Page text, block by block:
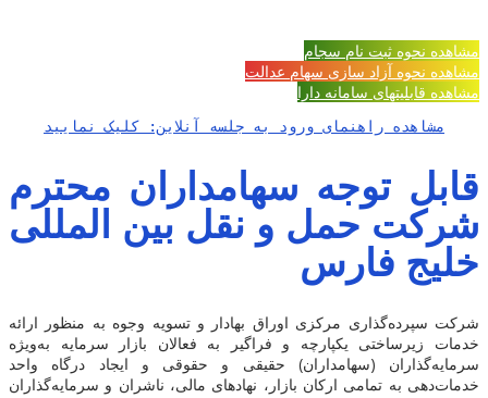
مشاهده نحوه ثبت نام سجام
مشاهده نحوه آزاد سازی سهام عدالت
مشاهده قابلیتهای سامانه دارا
مشاهده راهنمای ورود به جلسه آنلاین: کلیک نمایید
قابل توجه سهامداران محترم
شرکت حمل و نقل بین المللی
خلیج فارس
شرکت سپرده‌گذاری مرکزی اوراق بهادار و تسویه وجوه به منظور ارائه
خدمات زیرساختی یکپارچه و فراگیر به فعالان بازار سرمایه به‌ویژه
سرمایه‌گذاران (سهامداران) حقیقی و حقوقی و ایجاد درگاه واحد
خدمات‌دهی به تمامی ارکان بازار، نهادهای مالی، ناشران و سرمایه‌گذاران